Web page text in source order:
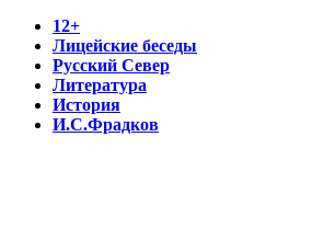
12+
Лицейские беседы
Русский Север
Литература
История
И.С.Фрадков